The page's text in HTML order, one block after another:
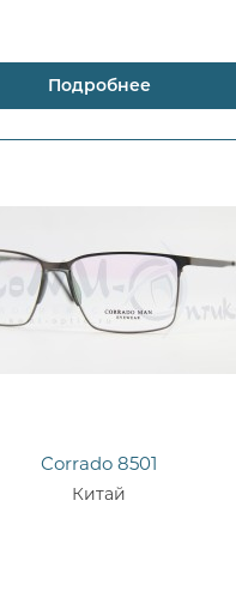
Подробнее
Corrado 8501
Китай